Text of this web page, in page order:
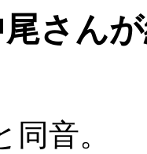
さん
同音。